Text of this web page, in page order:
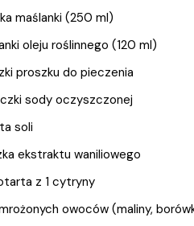
maślanki (250 ml)
oleju roślinnego (120 ml)
proszku do pieczenia
sody oczyszczonej
soli
ekstraktu waniliowego
z 1 cytryny
owoców (maliny,